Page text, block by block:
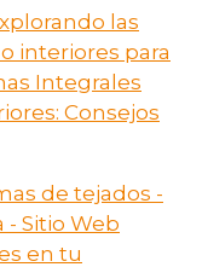
las
interiores para
Integrales
Consejos
de tejados -
- Sitio Web
en tu